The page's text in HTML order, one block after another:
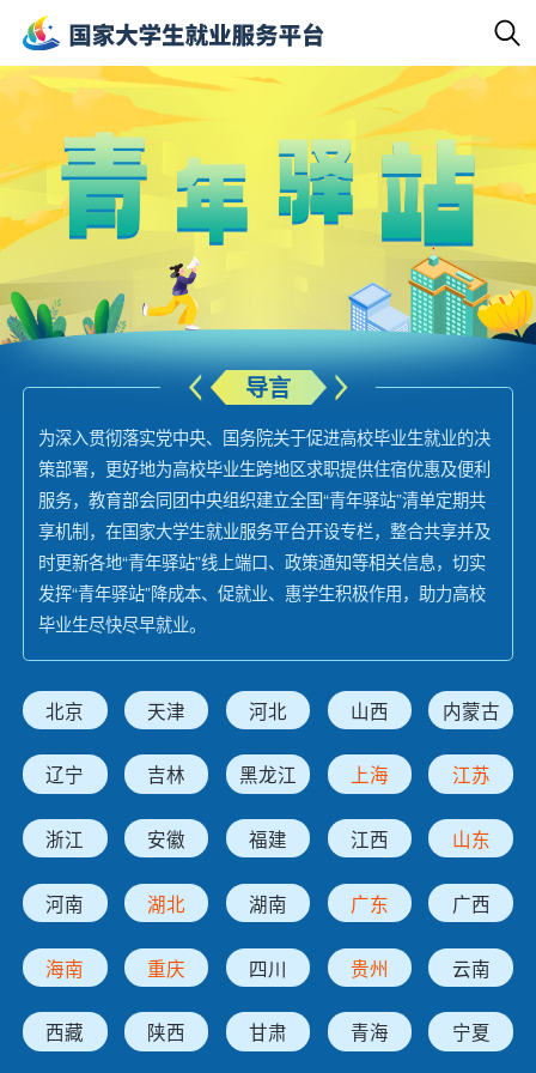
导言
为深入贯彻落实党中央、国务院关于促进高校毕业生就业的决
策部署，更好地为高校毕业生跨地区求职提供住宿优惠及便利
服务，教育部会同团中央组织建立全国“青年驿站”清单定期共
享机制，在国家大学生就业服务平台开设专栏，整合共享并及
时更新各地“青年驿站”线上端口、政策通知等相关信息，切实
发挥“青年驿站”降成本、促就业、惠学生积极作用，助力高校
毕业生尽快尽早就业。
北京 天津 河北 山西 内蒙古
辽宁 吉林 黑龙江 上海 江苏
浙江 安徽 福建 江西 山东
河南 湖北 湖南 广东 广西
海南 重庆 四川 贵州 云南
西藏 陕西 甘肃 青海 宁夏